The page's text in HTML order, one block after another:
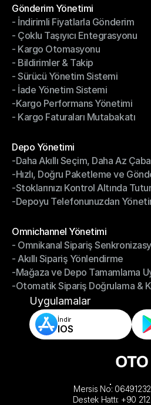
Gönderim Yönetimi
Gönderim Yönetimi
- İndirimli Fiyatlarla Gönderim
- İndirimli Fiyatlarla Gönderim
- Çoklu Taşıyıcı Entegrasyonu
- Çoklu Taşıyıcı Entegrasyonu
- Kargo Otomasyonu
- Kargo Otomasyonu
- Bildirimler & Takip
- Bildirimler & Takip
- Sürücü Yönetim Sistemi
- Sürücü Yönetim Sistemi
- İade Yönetim Sistemi
- İade Yönetim Sistemi
-Kargo Performans Yönetimi
-Kargo Performans Yönetimi
- Kargo Faturaları Mutabakatı
Depo Yönetimi
Depo Yönetimi
-Daha Akıllı Seçim, Daha Az Çaba
-Daha Akıllı Seçim, Daha Az
-Hızlı, Doğru Paketleme ve
-Hızlı, Doğru Paketleme ve
-Stoklarınızı Kontrol Altında
-Stoklarınızı Kontrol Altında
-Depoyu Telefonunuzdan
Omnichannel Yönetimi
Omnichannel Yönetimi
- Omnikanal Sipariş
- Omnikanal Sipariş
- Akıllı Sipariş Yönlendirme
- Akıllı Sipariş Yönlendirme
-Mağaza ve Depo Tamamlama
-Mağaza ve Depo Tamamlama
-Otomatik Sipariş Doğrulama &
-Otomatik Sipariş Doğrulama &
Uygulamalar
İndir
IOS
Mersis No:
Destek Hattı: +90